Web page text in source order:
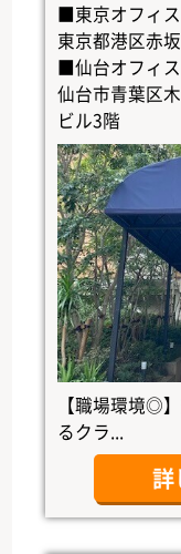
■東京オフィス
東京都港区赤
■仙台オフィス
仙台市青葉区
ビル3階
【職場環境◎
るクラ...
詳